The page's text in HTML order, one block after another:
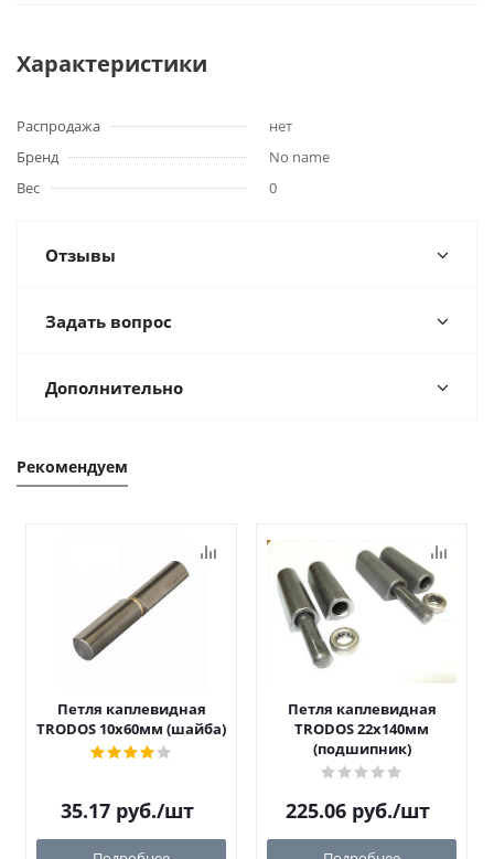
Характеристики
Распродажа
нет
Бренд
No name
Вес
0
Отзывы
Задать вопрос
Дополнительно
Рекомендуем
Петля каплевидная
TRODOS 10х60мм (шайба)
35.17 руб./шт
Петля каплевидная
TRODOS 22х140мм
(подшипник)
225.06 руб./шт